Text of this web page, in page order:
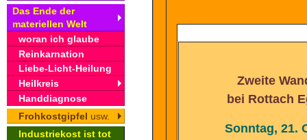
Das Ende der
materiellen Welt
woran ich glaube
Reinkarnation
Liebe-Licht-Heilung
Heilkreis
Handdiagnose
Frohkostgipfel usw.
Industriekost ist tot
Zweite
bei Rottach
Sonntag, 21.